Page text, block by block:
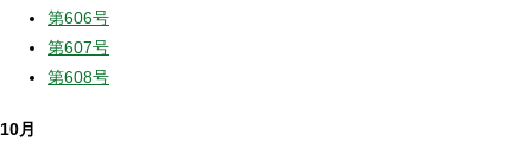
第606号
第607号
第608号
10月